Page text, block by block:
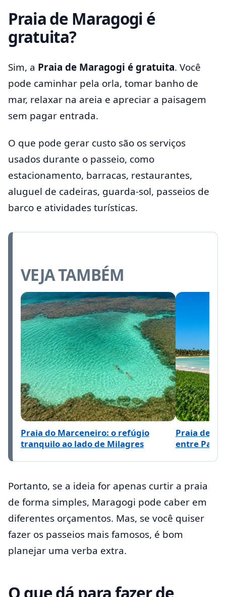
Praia de Maragogi é
gratuita?
Sim, a Praia de Maragogi é gratuita. Você
pode caminhar pela orla, tomar banho de
mar, relaxar na areia e apreciar a paisagem
sem pagar entrada.
O que pode gerar custo são os serviços
usados durante o passeio, como
estacionamento, barracas, restaurantes,
aluguel de cadeiras, guarda-sol, passeios de
barco e atividades turísticas.
VEJA TAMBÉM
Praia do Marceneiro: o refúgio
tranquilo ao lado de Milagres
Praia de
entre
Portanto, se a ideia for apenas curtir a praia
de forma simples, Maragogi pode caber em
diferentes orçamentos. Mas, se você quiser
fazer os passeios mais famosos, é bom
planejar uma verba extra.